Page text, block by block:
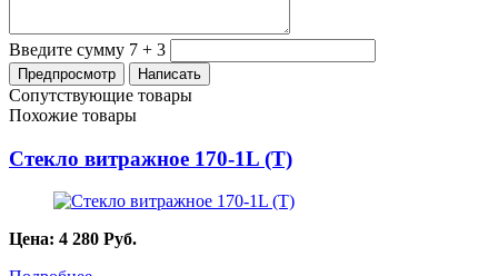
Введите сумму 7 + 3
Сопутствующие товары
Похожие товары
Стекло витражное 170-1L (T)
Цена: 4 280 Руб.